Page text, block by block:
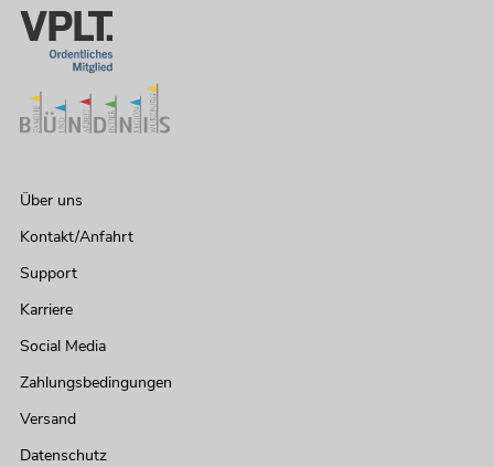
Über uns
Kontakt/Anfahrt
Support
Karriere
Social Media
Zahlungsbedingungen
Versand
Datenschutz